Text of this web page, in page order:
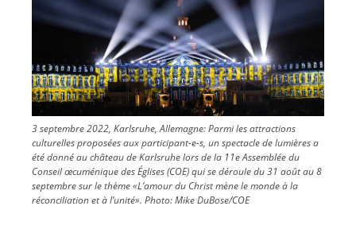
3 septembre 2022, Karlsruhe, Allemagne: Parmi les attractions
culturelles proposées aux participant-e-s, un spectacle de lumières a
été donné au château de Karlsruhe lors de la 11e Assemblée du
Conseil œcuménique des Églises (COE) qui se déroule du 31 août au 8
septembre sur le thème «L’amour du Christ mène le monde à la
réconciliation et à l’unité». Photo:Mike DuBose/COE